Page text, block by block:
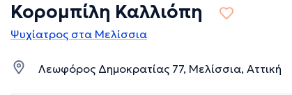
Κορομπίλη Καλλιόπη
Ψυχίατρος στα Μελίσσια
Λεωφόρος Δημοκρατίας 77, Μελίσσια, Αττική